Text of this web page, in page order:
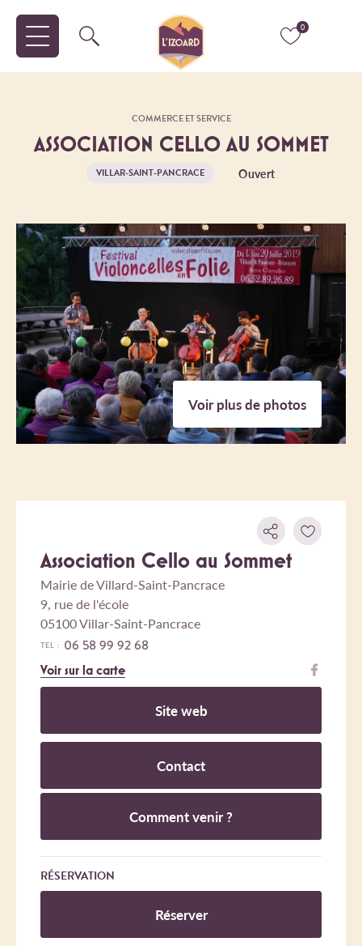
0
COMMERCE ET SERVICE
ASSOCIATION CELLO AU SOMMET
VILLAR-SAINT-PANCRACE Ouvert
Voir plus de photos
Association Cello au Sommet
Mairie de Villard-Saint-Pancrace
9, rue de l'école
05100 Villar-Saint-Pancrace
TEL : 06 58 99 92 68
Voir sur la carte
Site web
Contact
Comment venir ?
RÉSERVATION
Réserver